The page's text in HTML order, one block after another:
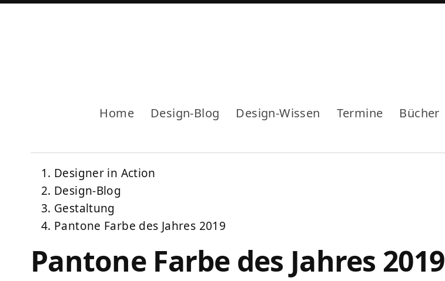
Home Design-Blog Design-Wissen Termine Bücher
Designer in Action
Design-Blog
Gestaltung
Pantone Farbe des Jahres 2019
Pantone Farbe des Jahres 2019